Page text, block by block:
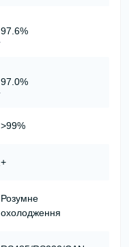
97.6%
97.0%
>99%
+
Розумне
охолодження